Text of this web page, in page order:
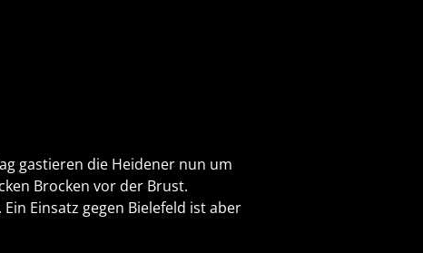
gastieren die Heidener nun um
Brocken vor der Brust.
Einsatz gegen Bielefeld ist aber